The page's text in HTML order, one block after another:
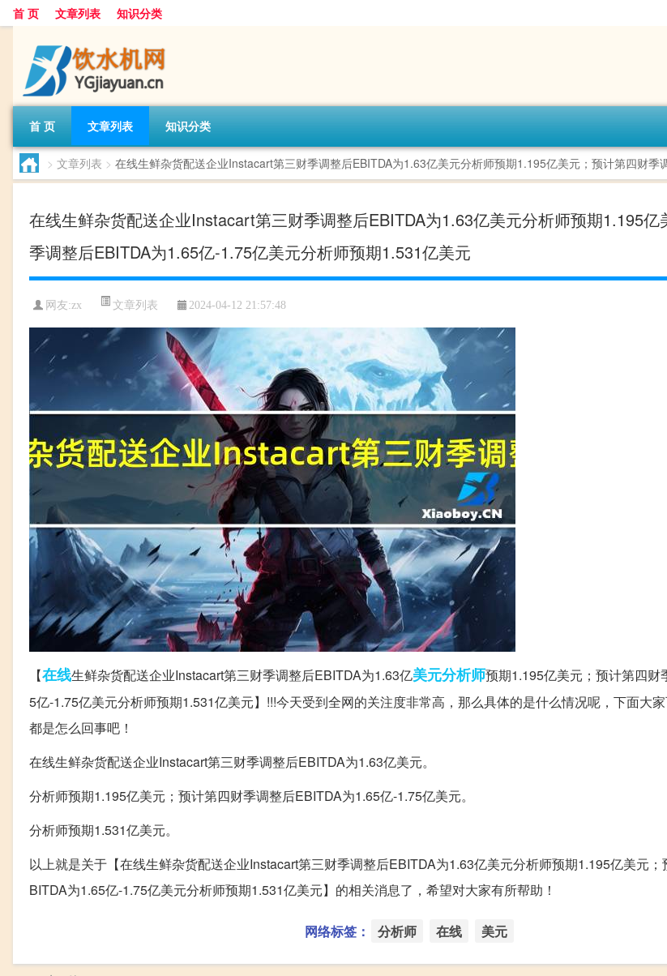
首 页 文章列表 知识分类
首 页 文章列表 知识分类
> 文章列表 > 在线生鲜杂货配送企业Instacart第三财季调整后EBITDA为1.63亿美元分析师预期1.195亿美元；预计第四财
在线生鲜杂货配送企业Instacart第三财季调整后EBITDA为1.63亿美元分析师预期1.195亿
季调整后EBITDA为1.65亿-1.75亿美元分析师预期1.531亿美元
网友:zx 文章列表 2024-04-12 21:57:48
【在线生鲜杂货配送企业Instacart第三财季调整后EBITDA为1.63亿美元分析师预期1.195亿美元；预计第四财
5亿-1.75亿美元分析师预期1.531亿美元】!!!今天受到全网的关注度非常高，那么具体的是什么情况呢，下面大
都是怎么回事吧！
在线生鲜杂货配送企业Instacart第三财季调整后EBITDA为1.63亿美元。
分析师预期1.195亿美元；预计第四财季调整后EBITDA为1.65亿-1.75亿美元。
分析师预期1.531亿美元。
以上就是关于【在线生鲜杂货配送企业Instacart第三财季调整后EBITDA为1.63亿美元分析师预期1.195亿美元
BITDA为1.65亿-1.75亿美元分析师预期1.531亿美元】的相关消息了，希望对大家有所帮助！
网络标签： 分析师 在线 美元